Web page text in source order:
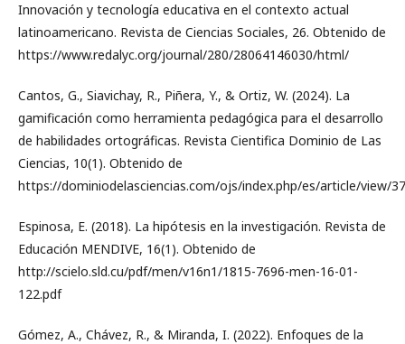
Innovación y tecnología educativa en el contexto actual
latinoamericano. Revista de Ciencias Sociales, 26. Obtenido de
https://www.redalyc.org/journal/280/28064146030/html/
Cantos, G., Siavichay, R., Piñera, Y., & Ortiz, W. (2024). La
gamificación como herramienta pedagógica para el desarrollo
de habilidades ortográficas. Revista Cientifica Dominio de Las
Ciencias, 10(1). Obtenido de
https://dominiodelasciencias.com/ojs/index.php/es/article/view/
Espinosa, E. (2018). La hipótesis en la investigación. Revista de
Educación MENDIVE, 16(1). Obtenido de
http://scielo.sld.cu/pdf/men/v16n1/1815-7696-men-16-01-
122.pdf
Gómez, A., Chávez, R., & Miranda, I. (2022). Enfoques de la